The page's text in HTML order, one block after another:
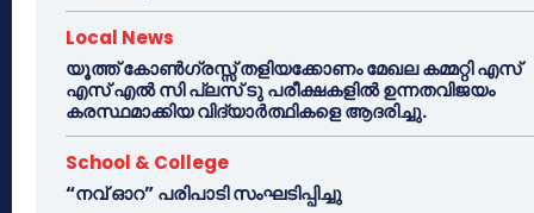
Local News
യൂത്ത് കോൺഗ്രസ്സ് തളിയക്കോണം മേഖല കമ്മറ്റി എസ്
എസ് എൽ സി പ്ലസ് ടു പരീക്ഷകളിൽ ഉന്നതവിജയം
കരസ്ഥമാക്കിയ വിദ്യാർത്ഥികളെ ആദരിച്ചു.
School & College
“നവ് ഓറ” പരിപാടി സംഘടിപ്പിച്ചു